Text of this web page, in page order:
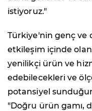
istiyoruz."
Türkiye'nin genç ve
etkileşim içinde olan
yenilikçi ürün ve
edebilecekleri ve
potansiyel
"Doğru ürün gamı,